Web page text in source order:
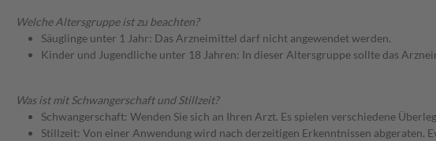
Welche Altersgruppe ist zu beachten?
Säuglinge unter 1 Jahr: Das Arzneimittel darf nicht angewendet werden.
Kinder und Jugendliche unter 18 Jahren: In dieser Altersgruppe sollte das
Was ist mit Schwangerschaft und Stillzeit?
Schwangerschaft: Wenden Sie sich an Ihren Arzt. Es spielen verschiedene
Stillzeit: Von einer Anwendung wird nach derzeitigen Erkenntnissen abgeraten.